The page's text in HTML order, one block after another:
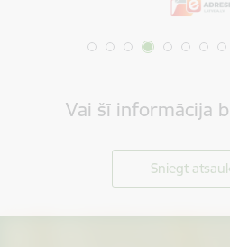
Vai šī informācija
Sniegt